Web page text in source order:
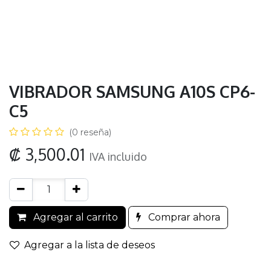
VIBRADOR SAMSUNG A10S CP6-
C5
(0 reseña)
₡ 3,500.01 IVA incluido
Agregar al carrito Comprar ahora
Agregar a la lista de deseos